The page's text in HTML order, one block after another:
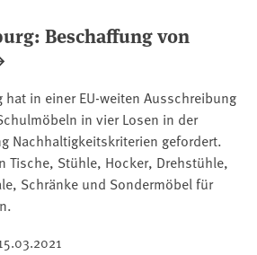
Beschaffung von
hat in einer EU-weiten Ausschreibung
in vier Losen in der
Nachhaltigkeitskriterien gefordert.
Tische, Stühle, Hocker, Drehstühle,
Schränke und Sondermöbel für